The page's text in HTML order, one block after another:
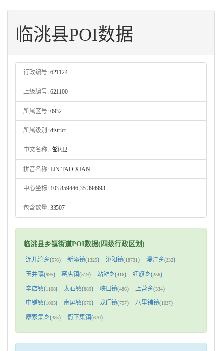
临洮县POI数据
行政编号: 621124
上级编号: 621100
所属区号: 0932
所属级别: district
中文名称: 临洮县
拼音名称: LIN TAO XIAN
中心坐标: 103.859446,35.394993
包含数量: 33507
临洮县乡镇街道POI数据(四级行政区划)
连儿湾乡(576) 新添镇(1325) 洮阳镇(18731) 漫洼乡(232)
玉井镇(995) 窑店镇(519) 站滩乡(416) 红旗乡(256)
辛店镇(1108) 太石镇(889) 峡口镇(486) 上营乡(334)
中铺镇(1005) 南屏镇(676) 龙门镇(757) 八里铺镇(1027)
康家集乡(385) 衙下集镇(670)